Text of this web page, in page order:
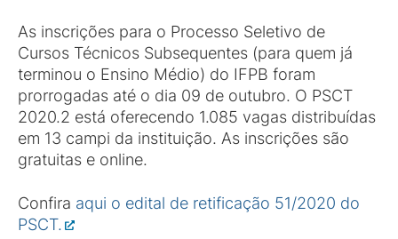
As inscrições para o Processo Seletivo de
Cursos Técnicos Subsequentes (para quem já
terminou o Ensino Médio) do IFPB foram
prorrogadas até o dia 09 de outubro. O PSCT
2020.2 está oferecendo 1.085 vagas distribuídas
em 13 campi da instituição. As inscrições são
gratuitas e online.
Confira aqui o edital de retificação 51/2020 do
PSCT.